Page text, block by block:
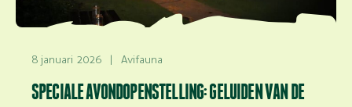
8 januari 2026 | Avifauna
SPECIALE AVONDOPENSTELLING: GELUIDEN VAN DE